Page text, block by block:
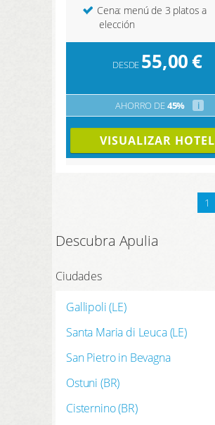
Cena: menú de 3 platos a
elección
DESDE 55,00€
AHORRO DE45% i
VISUALIZAR HOTEL
1
Descubra Apulia
Ciudades
Gallipoli (LE)
Santa Maria di Leuca (LE)
San Pietro in Bevagna
Ostuni (BR)
Cisternino (BR)